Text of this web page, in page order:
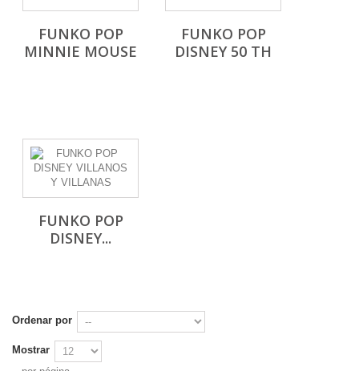
FUNKO POP
MINNIE MOUSE
FUNKO POP
DISNEY 50 TH
FUNKO POP
DISNEY...
Ordenar por
Mostrar